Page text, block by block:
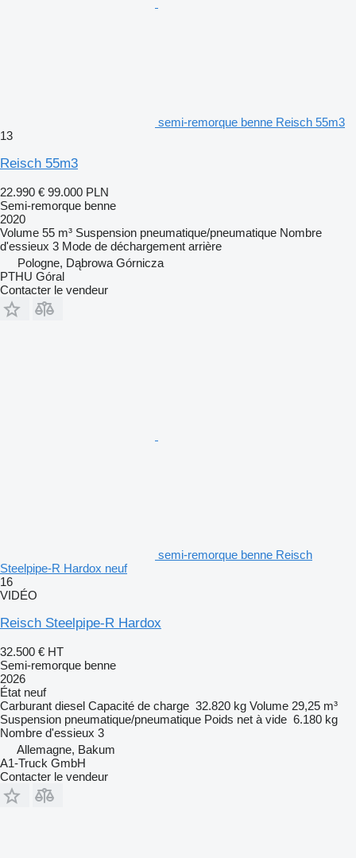
semi-remorque benne Reisch 55m3
13
Reisch 55m3
22.990 € 99.000 PLN
Semi-remorque benne
2020
Volume 55 m³ Suspension pneumatique/pneumatique Nombre
d'essieux 3 Mode de déchargement arrière
Pologne, Dąbrowa Górnicza
PTHU Góral
Contacter le vendeur
semi-remorque benne Reisch
Steelpipe-R Hardox neuf
16
VIDÉO
Reisch Steelpipe-R Hardox
32.500 € HT
Semi-remorque benne
2026
État neuf
Carburant diesel Capacité de charge 32.820 kg Volume 29,25 m³
Suspension pneumatique/pneumatique Poids net à vide 6.180 kg
Nombre d'essieux 3
Allemagne, Bakum
A1-Truck GmbH
Contacter le vendeur